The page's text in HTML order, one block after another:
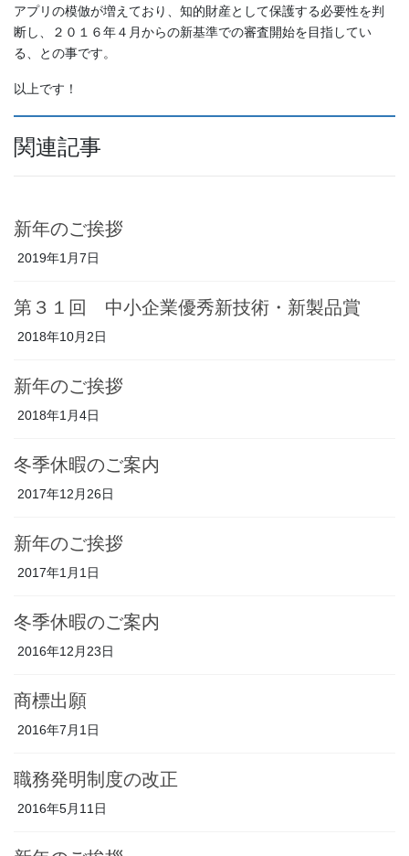
アプリの模倣が増えており、知的財産として保護する必要性を判
断し、２０１６年４月からの新基準での審査開始を目指してい
る、との事です。
以上です！
関連記事
新年のご挨拶
2019年1月7日
第３１回 中小企業優秀新技術・新製品賞
2018年10月2日
新年のご挨拶
2018年1月4日
冬季休暇のご案内
2017年12月26日
新年のご挨拶
2017年1月1日
冬季休暇のご案内
2016年12月23日
商標出願
2016年7月1日
職務発明制度の改正
2016年5月11日